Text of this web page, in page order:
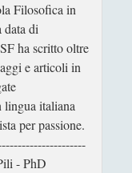
lezioni di
umano
Medievale
Filosofica in
data di
ha scritto oltre
e articoli in
lingua italiana
per passione.
- PhD